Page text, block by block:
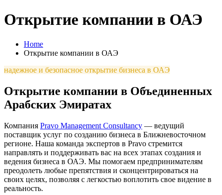
Открытие компании в ОАЭ
Home
Открытие компании в ОАЭ
надежное и безопасное открытие бизнеса в ОАЭ
Открытие компании в Объединенных
Арабских Эмиратах
Компания Pravo Management Consultancy — ведущий
поставщик услуг по созданию бизнеса в Ближневосточном
регионе. Наша команда экспертов в Pravo стремится
направлять и поддерживать вас на всех этапах создания и
ведения бизнеса в ОАЭ. Мы помогаем предпринимателям
преодолеть любые препятствия и сконцентрироваться на
своих целях, позволяя с легкостью воплотить свое видение в
реальность.